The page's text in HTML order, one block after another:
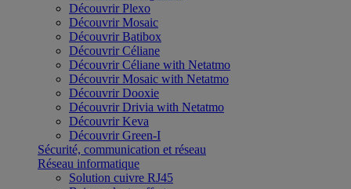
Découvrir Plexo
Découvrir Mosaic
Découvrir Batibox
Découvrir Céliane
Découvrir Céliane with Netatmo
Découvrir Mosaic with Netatmo
Découvrir Dooxie
Découvrir Drivia with Netatmo
Découvrir Keva
Découvrir Green-I
Sécurité, communication et réseau
Réseau informatique
Solution cuivre RJ45